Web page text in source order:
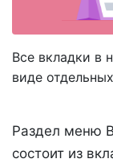
Все вкладки в
виде
Раздел меню
состоит из